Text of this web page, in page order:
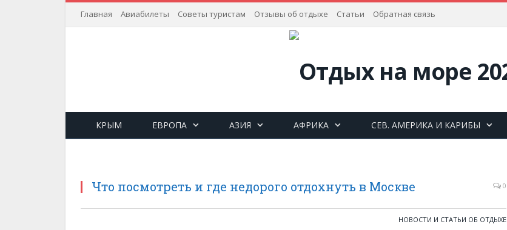
Главная Авиабилеты Советы туристам Отзывы об отдыхе Статьи Обратная связь
КРЫМ ЕВРОПА АЗИЯ АФРИКА СЕВ. АМЕРИКА И КАРИБЫ
Что посмотреть и где недорого отдохнуть в Москве 0
НОВОСТИ И СТАТЬИ ОБ ОТДЫХЕ